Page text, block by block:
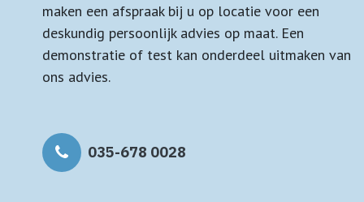
maken een afspraak bij u op locatie voor een
deskundig persoonlijk advies op maat. Een
demonstratie of test kan onderdeel uitmaken van
ons advies.
035-678 0028